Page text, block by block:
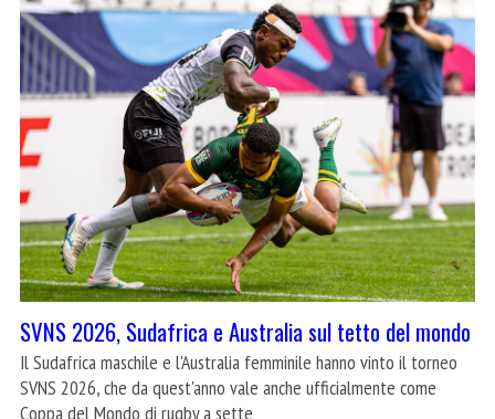
SVNS 2026, Sudafrica e Australia sul tetto del mondo
Il Sudafrica maschile e l'Australia femminile hanno vinto il torneo
SVNS 2026, che da quest'anno vale anche ufficialmente come
Coppa del Mondo di rugby a sette